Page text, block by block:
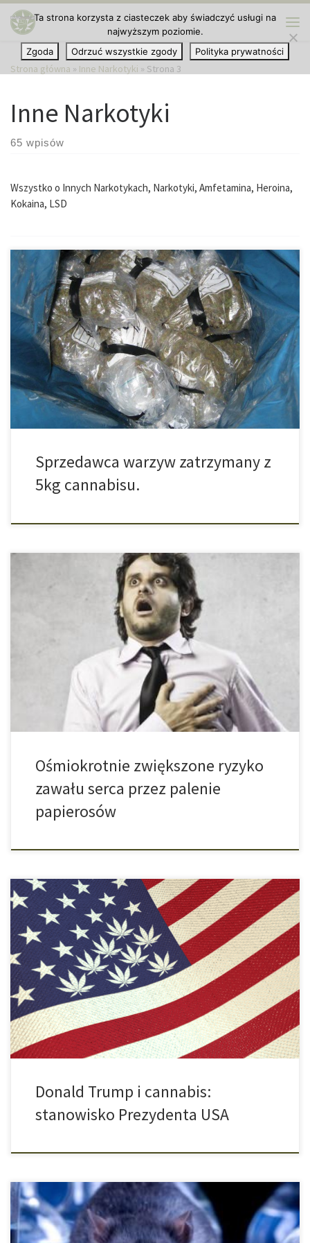
Przejdź do treści
Strona główna » Inne Narkotyki » Strona 3
Inne Narkotyki
65 wpisów
Wszystko o Innych Narkotykach, Narkotyki, Amfetamina, Heroina,
Kokaina, LSD
19 stycznia na niemieckiej autostradzie A2 w kierunku Hannoveru
dortmundzka policja zatrzymała 42 – letniego mężczyznę, który
oznajmił, że jest samodzielnym handlarzem warzyw, który swoim
towarem handluje w całym kraju. Po kilku pytaniach ze strony
policji mężczyzna zaczął składać sprzeczne wyjaśnienia.
Policjanci zdecydowali się na przeszukanie jego samochodu. W
bagażniku […]
Sprzedawca warzyw zatrzymany z
5kg cannabisu.
Palacze żyją krócej. Tyle wiemy. Oprócz zachorowań na
nowotwory, choroby układu sercowo-krążeniowego to
najczęstsza przyczyna śmierci. Aktualne badania wskazują, że
przede wszystkim dorośli poniżej 50 roku życia są narażeni na
ryzyko zawału, jeśli palą papierosy. U dorosłych poniżej 50 roku
życia istnieje bardzo małe ryzyko zawału serca. Jednak palenie
Ośmiokrotnie zwiększone ryzyko
zawału serca przez palenie
papierosów
Obok wyników głosowania w poszczególnych stanach, decyzja
wyborów prezydenckich stawiana jest w coraz większym stopniu
w centrum zainteresowania przyjaciół i zwolenników legalizacji
konopi. Za jakimi celami dąży nowo wybrany prezydent USA
Donald Trump, jeśli chodzi o konopie? Czego można się
spodziewać w tej sprawie, gdy jego poprzednik Barack Obama
przekaże […]
Donald Trump i cannabis:
stanowisko Prezydenta USA
Uwolnienie się na stałe od kokainy jest dla konsumujących często
Ta strona korzysta z ciasteczek aby świadczyć usługi na
najwyższym poziomie.
Zgoda
Odrzuć wszystkie zgody Polityka prywatności